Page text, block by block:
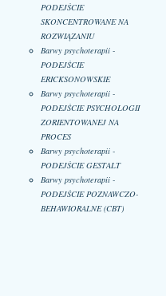
PODEJŚCIE
SKONCENTROWANE NA
ROZWIĄZANIU
Barwy psychoterapii -
PODEJŚCIE
ERICKSONOWSKIE
Barwy psychoterapii -
PODEJŚCIE PSYCHOLOGII
ZORIENTOWANEJ NA
PROCES
Barwy psychoterapii -
PODEJŚCIE GESTALT
Barwy psychoterapii -
PODEJŚCIE POZNAWCZO-
BEHAWIORALNE (CBT)